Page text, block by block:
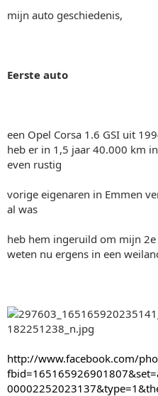
mijn auto geschiedenis,
Eerste auto
een Opel Corsa 1.6 GSI uit
heb er in 1,5 jaar 40.000 km
even rustig
vorige eigenaren in Emmen
al was
heb hem ingeruild om mijn
weten nu ergens in een
http://www.facebook.com/